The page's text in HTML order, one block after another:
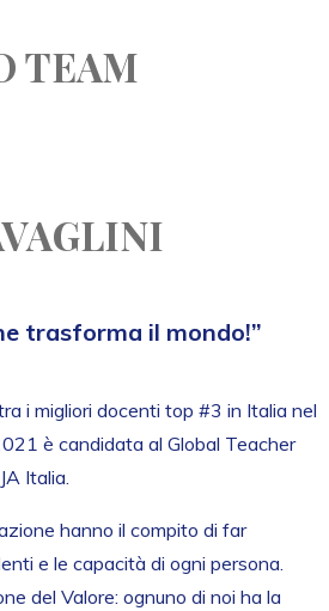
TEAM
trasforma il mondo!”
i migliori docenti top #3 in Italia nel
è candidata al Global Teacher
Italia.
hanno il compito di far
e le capacità di ogni persona.
del Valore: ognuno di noi ha la